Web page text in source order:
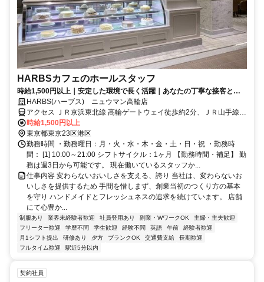
HARBSカフェのホールスタッフ
時給1,500円以上｜安定した環境で長く活躍｜あなたの丁寧な接客と笑
顔で、心地よい空間へ。
HARBS(ハーブス) ニュウマン高輪店
アクセス ＪＲ京浜東北線 高輪ゲートウェイ徒歩約2分、ＪＲ山手線
高輪ゲートウェイ徒歩約2分、京急本線 泉岳寺A2口徒歩約6分 品川
区・港区・中央区・渋谷区・千代田区など幅広いエリアからのスタッ
フも多数活躍中です。
時給1,500円以上
東京都東京23区港区
勤務時間 ・勤務曜日：月・火・水・木・金・土・日・祝 ・勤務時
間： [1] 10:00～21:00 シフトサイクル：1ヶ月 【勤務時間・補足】 勤
務は週3日から可能です。 現在働いているスタッフか...
仕事内容 変わらないおいしさを支える、誇り 当社は、変わらないお
いしさを提供するため 手間を惜しまず、創業当初のつくり方の基本
を守り ハンドメイドとフレッシュネスの追求を続けています。 店舗
にて心豊か...
制服あり 業界未経験者歓迎 社員登用あり 副業・WワークOK
主婦・主夫歓迎
フリーター歓迎
学歴不問 学生歓迎 経験不問 英語 午前
経験者歓迎
月1シフト提出
研修あり 夕方 ブランクOK 交通費支給
長期歓迎
フルタイム歓迎
駅近5分以内
契約社員